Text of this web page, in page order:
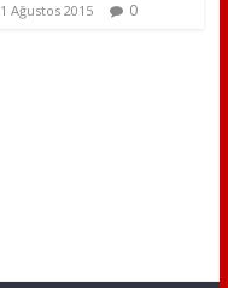
1 Ağustos 2015 0